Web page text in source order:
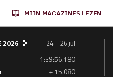
MIJN MAGAZINES LEZEN
2026
24 - 26 jul
1:39:56.180
+ 15.080